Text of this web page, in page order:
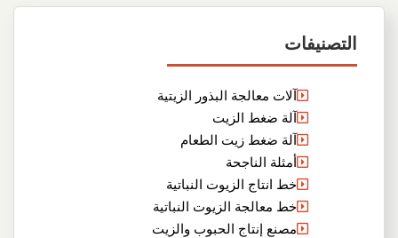
التصنيفات
آلات معالجة البذور الزيتية
آلة ضغط الزيت
آلة ضغط زيت الطعام
أمثلة الناجحة
خط انتاج الزيوت النباتية
خط معالجة الزيوت النباتية
مصنع إنتاج الحبوب والزيت